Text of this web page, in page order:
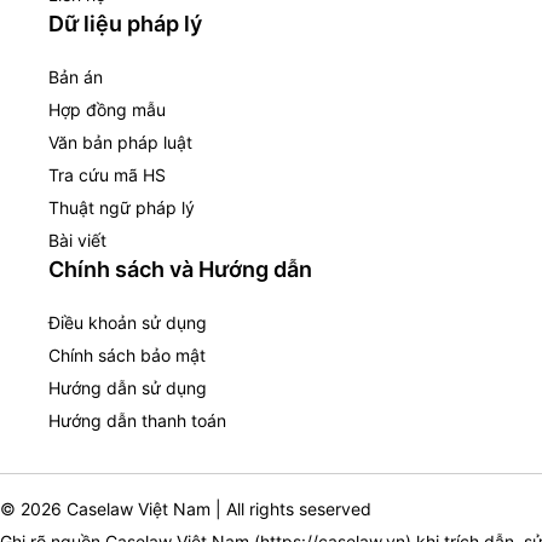
Dữ liệu pháp lý
Bản án
Hợp đồng mẫu
Văn bản pháp luật
Tra cứu mã HS
Thuật ngữ pháp lý
Bài viết
Chính sách và Hướng dẫn
Điều khoản sử dụng
Chính sách bảo mật
Hướng dẫn sử dụng
Hướng dẫn thanh toán
© 2026 Caselaw Việt Nam | All rights seserved